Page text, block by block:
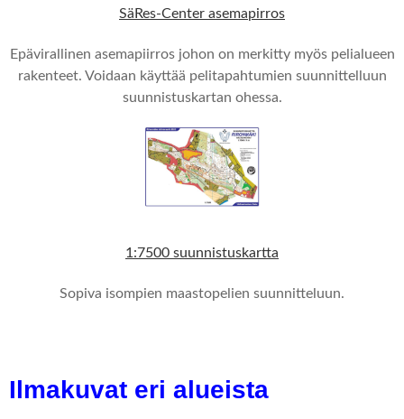
SäRes-Center asemapirros
Epävirallinen asemapiirros johon on merkitty myös pelialueen
rakenteet. Voidaan käyttää pelitapahtumien suunnittelluun
suunnistuskartan ohessa.
1:7500 suunnistuskartta
Sopiva isompien maastopelien suunnitteluun.
Ilmakuvat eri alueista